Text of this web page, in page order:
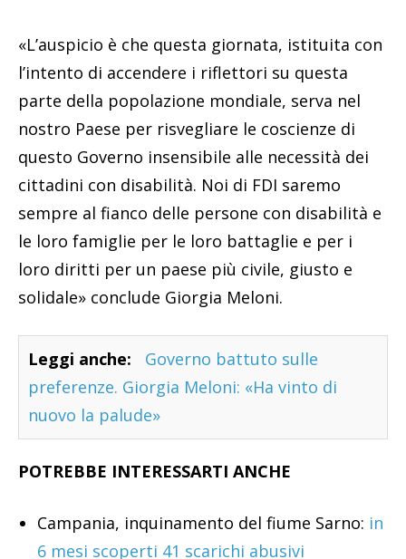
«L’auspicio è che questa giornata, istituita con
l’intento di accendere i riflettori su questa
parte della popolazione mondiale, serva nel
nostro Paese per risvegliare le coscienze di
questo Governo insensibile alle necessità dei
cittadini con disabilità. Noi di FDI saremo
sempre al fianco delle persone con disabilità e
le loro famiglie per le loro battaglie e per i
loro diritti per un paese più civile, giusto e
solidale» conclude Giorgia Meloni.
Leggi anche:
Governo battuto sulle
preferenze. Giorgia Meloni: «Ha vinto di
nuovo la palude»
POTREBBE INTERESSARTI ANCHE
Campania, inquinamento del fiume Sarno: in
6 mesi scoperti 41 scarichi abusivi